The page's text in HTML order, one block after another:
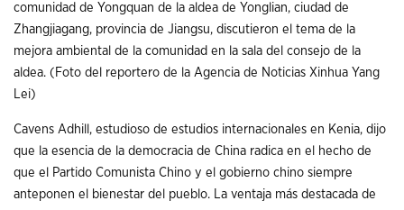
comunidad de Yongquan de la aldea de Yonglian, ciudad de
Zhangjiagang, provincia de Jiangsu, discutieron el tema de la
mejora ambiental de la comunidad en la sala del consejo de la
aldea. (Foto del reportero de la Agencia de Noticias Xinhua Yang
Lei)
Cavens Adhill, estudioso de estudios internacionales en Kenia, dijo
que la esencia de la democracia de China radica en el hecho de
que el Partido Comunista Chino y el gobierno chino siempre
anteponen el bienestar del pueblo. La ventaja más destacada de